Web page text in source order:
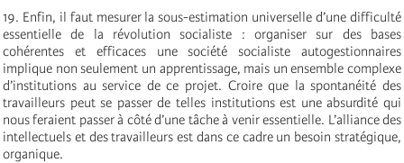
19. Enfin, il faut mesurer la sous-estimation universelle d’une difficulté
essentielle de la révolution socialiste : organiser sur des bases
cohérentes et efficaces une société socialiste autogestionnaires
implique non seulement un apprentissage, mais un ensemble complexe
d’institutions au service de ce projet. Croire que la spontanéité des
travailleurs peut se passer de telles institutions est une absurdité qui
nous feraient passer à côté d’une tâche à venir essentielle. L’alliance des
intellectuels et des travailleurs est dans ce cadre un besoin stratégique,
organique.